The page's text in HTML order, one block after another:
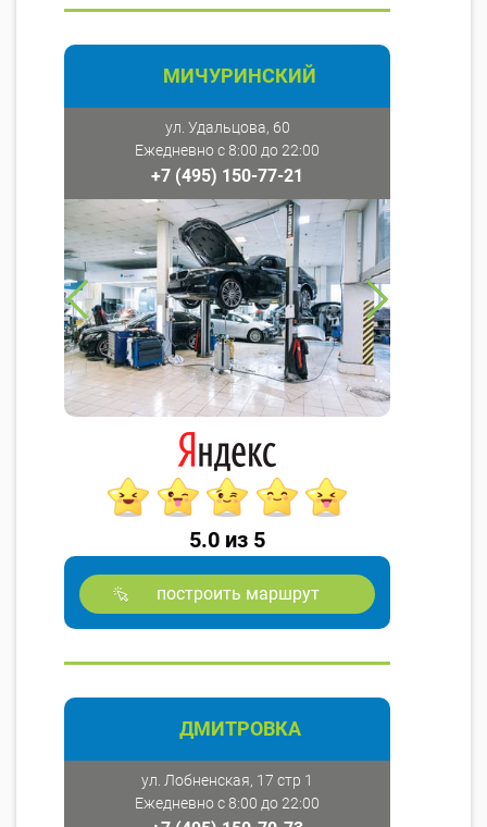
МИЧУРИНСКИЙ
ул. Удальцова, 60
Ежедневно с 8:00 до 22:00
+7 (495) 150-77-21
5.0 из 5
построить маршрут
ДМИТРОВКА
ул. Лобненская, 17 стр 1
Ежедневно с 8:00 до 22:00